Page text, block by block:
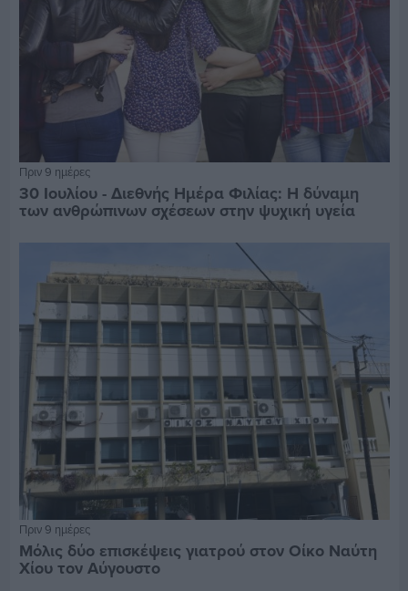
Πριν 9 ημέρες
30 Ιουλίου - Διεθνής Ημέρα Φιλίας: Η δύναμη
των ανθρώπινων σχέσεων στην ψυχική υγεία
Πριν 9 ημέρες
Μόλις δύο επισκέψεις γιατρού στον Οίκο Ναύτη
Χίου τον Αύγουστο